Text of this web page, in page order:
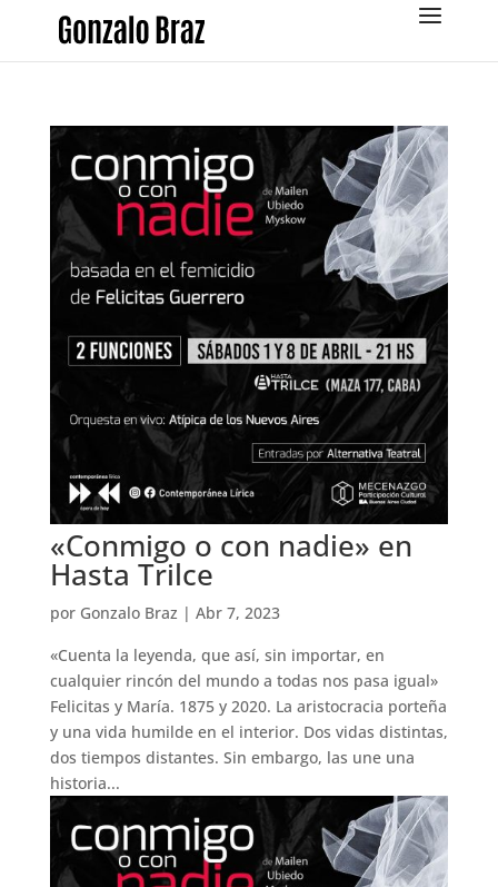
«Conmigo o con nadie» en
Hasta Trilce
por Gonzalo Braz | Abr 7, 2023
«Cuenta la leyenda, que así, sin importar, en
cualquier rincón del mundo a todas nos pasa igual»
Felicitas y María. 1875 y 2020. La aristocracia porteña
y una vida humilde en el interior. Dos vidas distintas,
dos tiempos distantes. Sin embargo, las une una
historia...